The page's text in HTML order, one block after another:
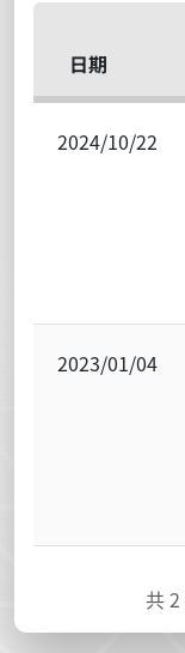
日期
2024/10/22
2023/01/04
共2